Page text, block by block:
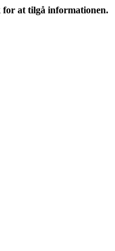
for at tilgå informationen.